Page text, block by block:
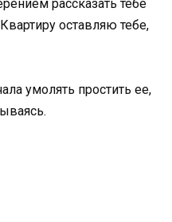
рассказать тебе
оставляю тебе,
умолять простить ее,